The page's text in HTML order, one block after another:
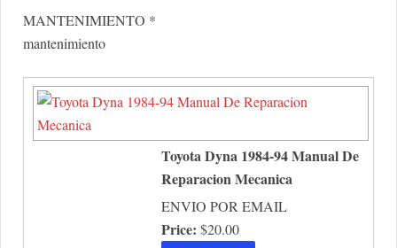
MANTENIMIENTO *
mantenimiento
Toyota Dyna 1984-94 Manual De
Reparacion Mecanica
ENVIO POR EMAIL
Price: $20.00